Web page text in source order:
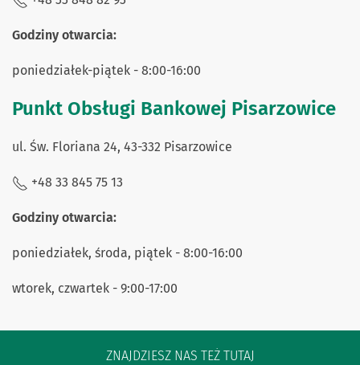
Godziny otwarcia:
poniedziałek-piątek - 8:00-16:00
Punkt Obsługi Bankowej Pisarzowice
ul. Św. Floriana 24, 43-332 Pisarzowice
+48 33 845 75 13
Godziny otwarcia:
poniedziałek, środa, piątek - 8:00-16:00
wtorek, czwartek - 9:00-17:00
ZNAJDZIESZ NAS TEŻ TUTAJ